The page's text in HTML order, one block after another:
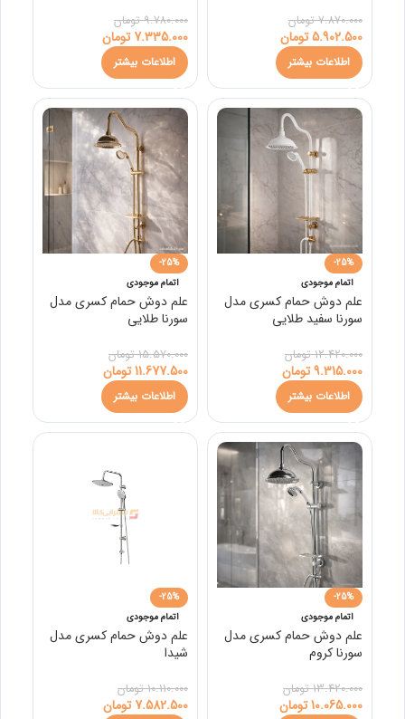
7.870.000 تومان
5.902.500تومان
اطلاعات بیشتر
9.780.000 تومان
7.335.000 تومان
اطلاعات بیشتر
-25%
اتمام موجودی
علم دوش حمام کسری مدل
سورنا سفید طلایی
12.420.000 تومان
9.315.000تومان
اطلاعات بیشتر
-25%
اتمام موجودی
علم دوش حمام کسری مدل
سورنا طلایی
15.570.000 تومان
11.677.500تومان
اطلاعات بیشتر
-25%
اتمام موجودی
علم دوش حمام کسری مدل
سورنا کروم
13.420.000 تومان
10.065.000تومان
-25%
اتمام موجودی
علم دوش حمام کسری مدل
شیدا
10.110.000 تومان
7.582.500 تومان